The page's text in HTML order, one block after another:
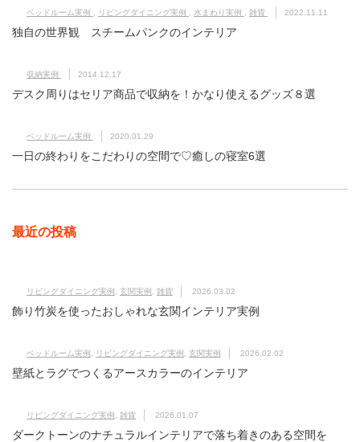
ベッドルーム実例 リビングダイニング実例 水まわり実例 雑貨 2022.11.11
独自の世界観 スチームパンクのインテリア
収納実例 2014.12.17
デスク周りはセリア商品で収納を！かなり使えるグッズ８選
ベッドルーム実例 2020.01.29
一日の終わりをこだわりの空間で♡癒しの寝室6選
最近の投稿
リビングダイニング実例 玄関実例 雑貨 2026.03.02
飾り竹炭を使ったおしゃれな玄関インテリア実例
ベッドルーム実例 リビングダイニング実例 玄関実例 2026.02.02
壁紙とラグでつくるアースカラーのインテリア
リビングダイニング実例 雑貨 2026.01.07
ダークトーンのナチュラルインテリアで落ち着きのある空間を